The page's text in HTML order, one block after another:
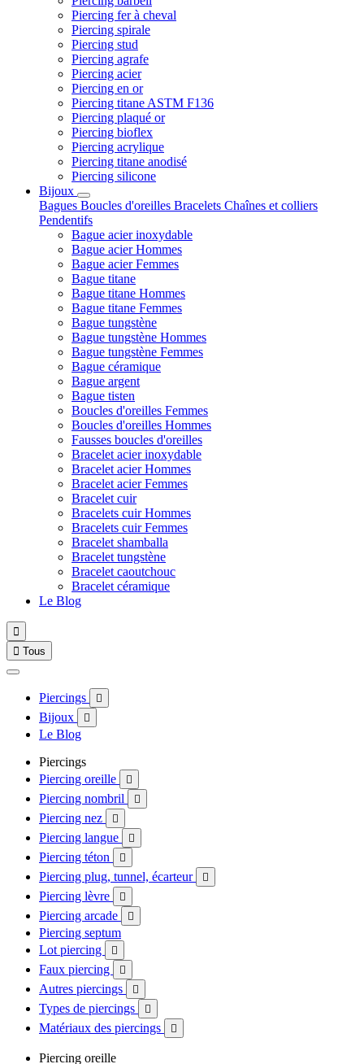
Piercing fer à cheval
Piercing spirale
Piercing stud
Piercing agrafe
Piercing acier
Piercing en or
Piercing titane ASTM F136
Piercing plaqué or
Piercing bioflex
Piercing acrylique
Piercing titane anodisé
Piercing silicone
Bijoux
Bagues Boucles d'oreilles Bracelets Chaînes et colliers
Pendentifs
Bague acier inoxydable
Bague acier Hommes
Bague acier Femmes
Bague titane
Bague titane Hommes
Bague titane Femmes
Bague tungstène
Bague tungstène Hommes
Bague tungstène Femmes
Bague céramique
Bague argent
Bague tisten
Boucles d'oreilles Femmes
Boucles d'oreilles Hommes
Fausses boucles d'oreilles
Bracelet acier inoxydable
Bracelet acier Hommes
Bracelet acier Femmes
Bracelet cuir
Bracelets cuir Hommes
Bracelets cuir Femmes
Bracelet shamballa
Bracelet tungstène
Bracelet caoutchouc
Bracelet céramique
Le Blog

 Tous
Piercings 
Bijoux 
Le Blog
Piercings
Piercing oreille

Piercing nombril 
Piercing nez 
Piercing langue 
Piercing téton 
Piercing plug, tunnel, écarteur 
Piercing lèvre 
Piercing arcade 
Piercing septum
Lot piercing

Faux piercing 
Autres piercings 
Types de piercings 
Matériaux des piercings 
Piercing oreille